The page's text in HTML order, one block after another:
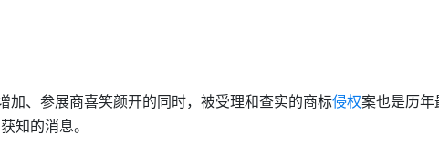
、参展商喜笑颜开的同时，被受理和查实的商标侵权案也是历年
知的消息。